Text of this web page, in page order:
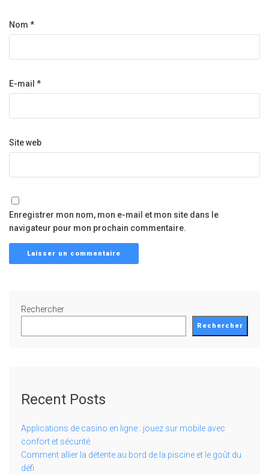
Nom *
E-mail *
Site web
Enregistrer mon nom, mon e-mail et mon site dans le
navigateur pour mon prochain commentaire.
Rechercher
Rechercher
Recent Posts
Applications de casino en ligne : jouez sur mobile avec
confort et sécurité
Comment allier la détente au bord de la piscine et le goût du
défi